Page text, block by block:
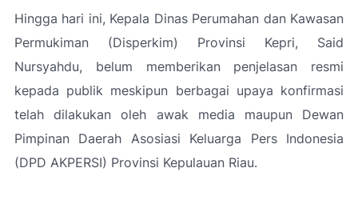
Hingga hari ini, Kepala Dinas Perumahan dan Kawasan
Permukiman (Disperkim) Provinsi Kepri, Said
Nursyahdu, belum memberikan penjelasan resmi
kepada publik meskipun berbagai upaya konfirmasi
telah dilakukan oleh awak media maupun Dewan
Pimpinan Daerah Asosiasi Keluarga Pers Indonesia
(DPD AKPERSI) Provinsi Kepulauan Riau.